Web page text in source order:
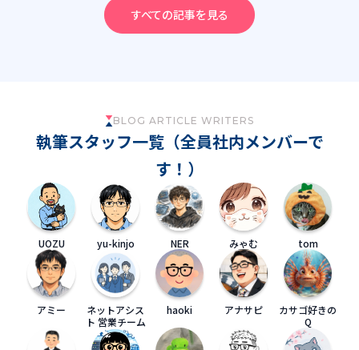
すべての記事を見る
BLOG ARTICLE WRITERS
執筆スタッフ一覧（全員社内メンバーで
す！）
UOZU yu-kinjo NER みゃむ tom
アミー
ネットアシス
ト 営業チーム
haoki アナサピ
カサゴ好きの
Q